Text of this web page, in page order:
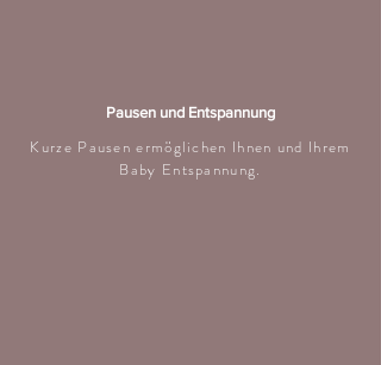
Pausen und Entspannung
Kurze Pausen ermöglichen Ihnen und Ihrem
Baby Entspannung.